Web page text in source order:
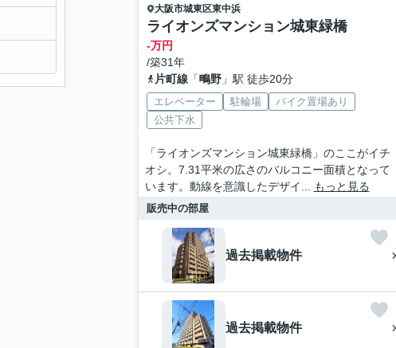
大阪市城東区東中浜
ライオンズマンション城東緑橋
-万円
/築31年
片町線「鴫野」駅 徒歩20分
エレベーター 駐輪場
バイク置場あり
公共下水
「ライオンズマンション城東緑橋」のここがイチ
オシ。7.31平米の広さのバルコニー面積となって
います。動線を意識したデザイ...
もっと見る
販売中の部屋
過去掲載物件
過去掲載物件